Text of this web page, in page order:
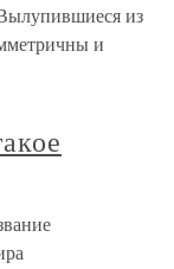
из
и